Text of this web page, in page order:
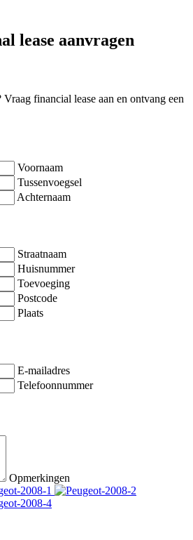
lease aanvragen
Vraag financial lease aan en ontvang een
Voornaam
Tussenvoegsel
Achternaam
Straatnaam
Huisnummer
Toevoeging
Postcode
Plaats
E-mailadres
Telefoonnummer
Opmerkingen